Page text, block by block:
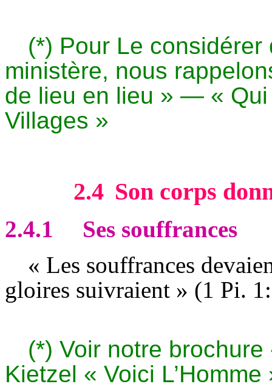
(*) Pour Le
ministère, nous
de lieu en lieu » — «
Villages »
2.4 Son corps
2.4.1
Ses souffrances
« Les souffrances
gloires suivraient » (1 Pi.
(*) Voir notre
Kietzel « Voici L’Homme